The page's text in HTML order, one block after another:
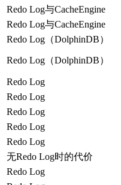
Redo Log与CacheEngine
Redo Log与CacheEngine
Redo Log（DolphinDB）
Redo Log（DolphinDB）
Redo Log
Redo Log
Redo Log
Redo Log
Redo Log
无Redo Log时的代价
Redo Log